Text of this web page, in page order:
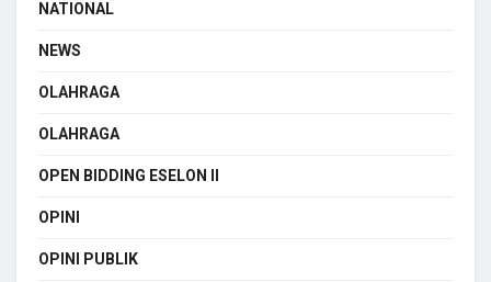
NATIONAL
NEWS
OLAHRAGA
OLAHRAGA
OPEN BIDDING ESELON II
OPINI
OPINI PUBLIK